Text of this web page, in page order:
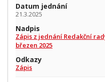
Datum jednání
21.3.2025
Nadpis
Zápis z jednání Redakční
březen 2025
Odkazy
Zápis